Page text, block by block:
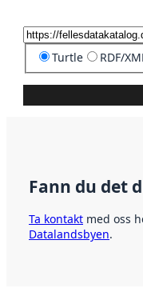
Turtle RDF/
Fann du det
Ta kontakt med oss
Datalandsbyen.